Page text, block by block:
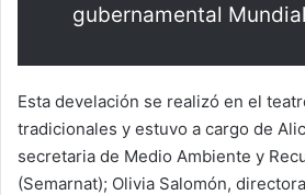
gubernamental
Esta develación se realizó en el
tradicionales y estuvo a cargo de
secretaria de Medio Ambiente y
(Semarnat); Olivia Salomón,